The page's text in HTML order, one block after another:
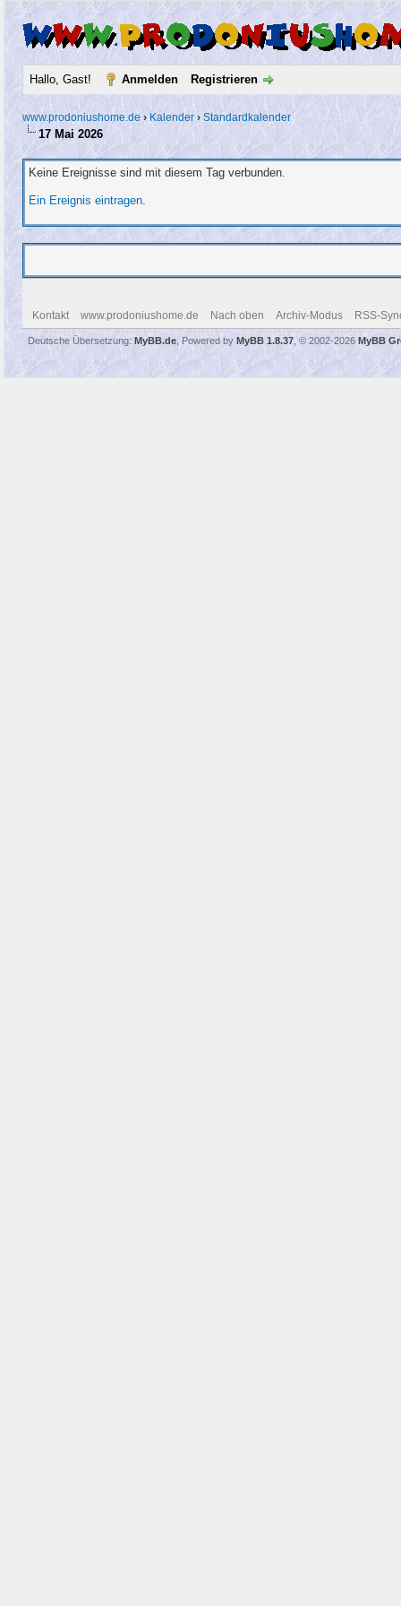
Hallo, Gast! Anmelden Registrieren
www.prodoniushome.de› Kalender› Standardkalender
17 Mai 2026
Keine Ereignisse sind mit diesem Tag verbunden.
Ein Ereignis eintragen.
Kontakt www.prodoniushome.de Nach oben Archiv-Modus RSS-
Deutsche Übersetzung: MyBB.de, Powered by MyBB 1.8.37, © 2002-2026 MyBB